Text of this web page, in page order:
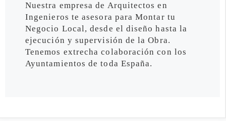
Nuestra empresa de Arquitectos en
Ingenieros te asesora para Montar tu
Negocio Local, desde el diseño hasta la
ejecución y supervisión de la Obra.
Tenemos extrecha colaboración con los
Ayuntamientos de toda España.